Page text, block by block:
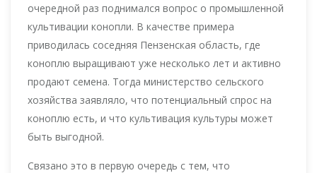
очередной раз поднимался вопрос о промышленной
культивации конопли. В качестве примера
приводилась соседняя Пензенская область, где
коноплю выращивают уже несколько лет и активно
продают семена. Тогда министерство сельского
хозяйства заявляло, что потенциальный спрос на
коноплю есть, и что культивация культуры может
быть выгодной.
Связано это в первую очередь с тем, что